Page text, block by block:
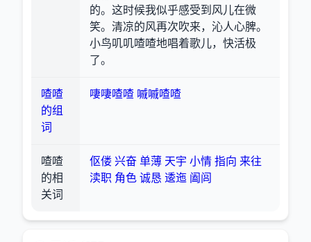
的。这时候我似乎感受到风儿在微
笑。清凉的风再次吹来，沁人心脾。
小鸟叽叽喳喳地唱着歌儿，快活极
了。
喳喳
的组
词
啛啛喳喳 嘁嘁喳喳
喳喳
的相
关词
伛偻 兴奋 单薄 天宇 小情 指向 来往
渎职 角色 诚恳 逶迤 阖闾